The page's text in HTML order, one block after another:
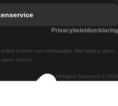
naar Salzburg
naar Praag All Rights Reserved © 2026
boeken van treinkaartjes. Rail Ninja is geen
treinen.
Privacybeleidverklaring